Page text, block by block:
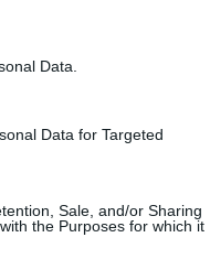
Data.
Data for Targeted
Sale, and/or Sharing
the Purposes for which it